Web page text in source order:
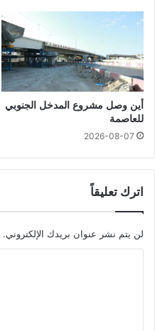
أين وصل مشروع المدخل الجنوبي
للعاصمة
2026-08-07
اترك تعليقاً
لن يتم نشر عنوان بريدك الإلكتروني.